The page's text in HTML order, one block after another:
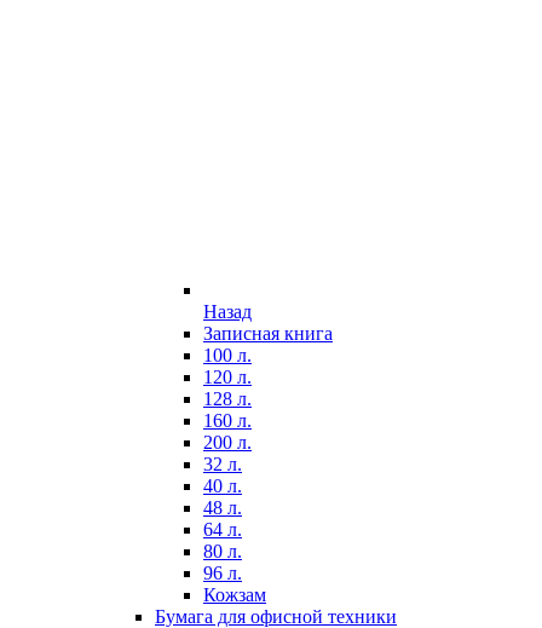
Назад
Записная книга
100 л.
120 л.
128 л.
160 л.
200 л.
32 л.
40 л.
48 л.
64 л.
80 л.
96 л.
Кожзам
Бумага для офисной техники